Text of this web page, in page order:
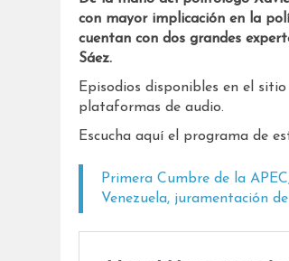
con mayor implicación en la
cuentan con dos grandes
Sáez.
Episodios disponibles en el
plataformas de audio.
Escucha aquí el programa de
Primera Cumbre de la
Venezuela, juramentación